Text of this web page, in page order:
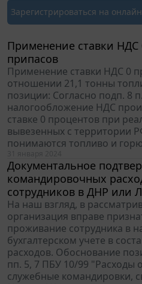
Зарегистрироваться на
Применение ставки
припасов
Применение ставки НДС 0
отношении 21,1 тонны
позиции: Согласно подп. 8
налогообложение НДС
ставке 0 процентов при
вывезенных с территории
понимаются топливо и
Документальное
командировочных
сотрудников в ДНР или
На наш взгляд, в
организация вправе
проживание сотрудника в
бухгалтерском учете в
расходов. Обоснование
пп. 5, 7 ПБУ 10/99 "Расходы
служебные командировки,